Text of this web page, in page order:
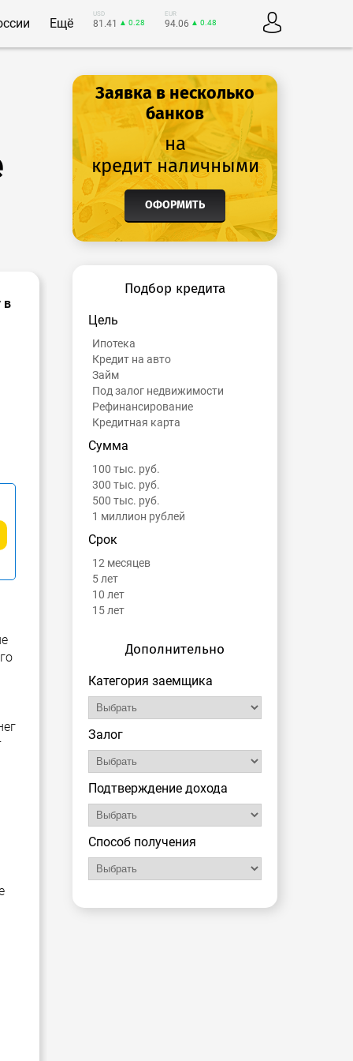
Ещё
USD
81.41 ▲ 0.28
EUR
94.06 ▲ 0.48
в
Заявка в несколько
банков
на
кредит наличными
ОФОРМИТЬ
Подбор кредита
Цель
Ипотека
Кредит на авто
Займ
Под залог недвижимости
Рефинансирование
Кредитная карта
Сумма
100 тыс. руб.
300 тыс. руб.
500 тыс. руб.
1 миллион рублей
Срок
12 месяцев
5 лет
10 лет
15 лет
Дополнительно
Категория заемщика
Залог
Подтверждение дохода
Способ получения